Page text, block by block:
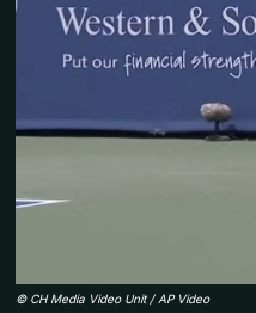
© CH Media Video Unit / AP Video